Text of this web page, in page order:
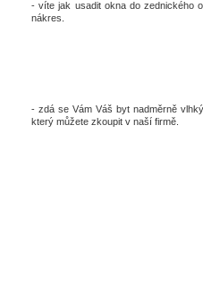
- víte jak usadit okna do zednického
nákres.
- zdá se Vám Váš byt nadměrně
který můžete zkoupit v naší firmě.